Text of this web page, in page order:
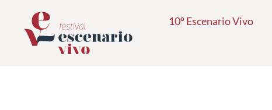
contenido
10º Escenario Vivo